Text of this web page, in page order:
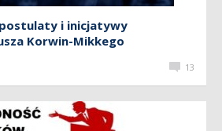
i inicjatywy
Korwin-Mikkego
13